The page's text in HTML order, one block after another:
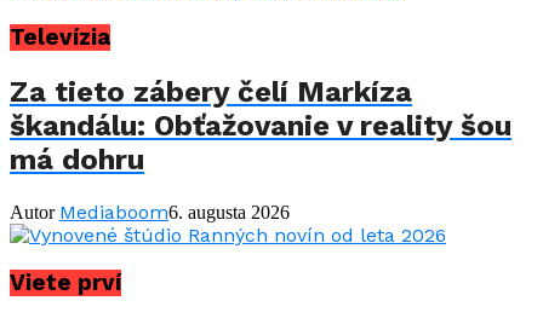
Televízia
Za tieto zábery čelí Markíza
škandálu: Obťažovanie v reality šou
má dohru
Autor Mediaboom6. augusta 2026
Viete prví